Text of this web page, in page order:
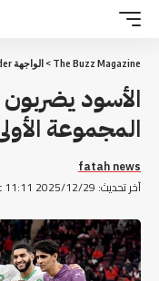
The Buzz Magazine
> الواجهة slider
الأسود
المجموعة
آخر تحديث: 2025/12/29 at 11:11 مساءً
fatah news